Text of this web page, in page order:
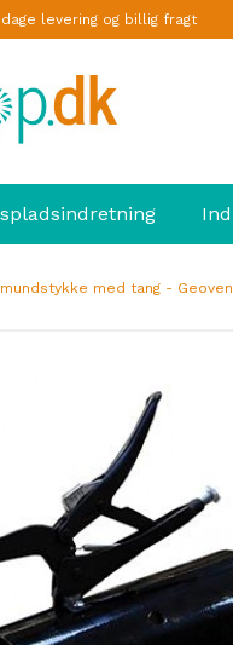
levering og billig fragt
med tang -